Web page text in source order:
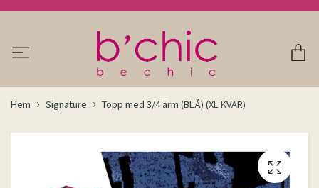
Hem Signature Topp med 3/4 ärm (BLÅ) (XL KVAR)